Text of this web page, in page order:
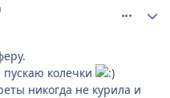
пускаю колечки
никогда не курила и